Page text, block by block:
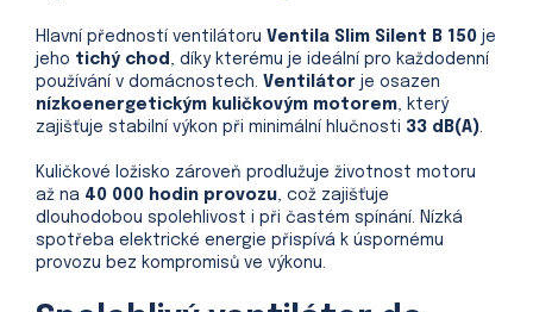
Hlavní předností ventilátoru Ventila Slim Silent B 150 je
jeho tichý chod , díky kterému je ideální pro každodenní
používání v domácnostech. Ventilátor je osazen
nízkoenergetickým kuličkovým motorem, který
zajišťuje stabilní výkon při minimální hlučnosti 33 dB(A).
Kuličkové ložisko zároveň prodlužuje životnost motoru
až na 40 000 hodin provozu, což zajišťuje
dlouhodobou spolehlivost i při častém spínání. Nízká
spotřeba elektrické energie přispívá k úspornému
provozu bez kompromisů ve výkonu.